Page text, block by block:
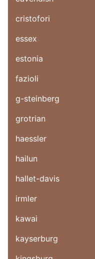
cristofori
essex
estonia
fazioli
g-steinberg
grotrian
haessler
hailun
hallet-davis
irmler
kawai
kayserburg